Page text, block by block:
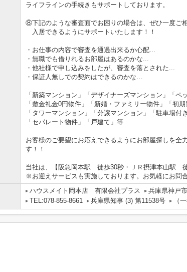
ライフラインの手続きもサポートしております。
⑧下記のような審査面でお困りの場合は、ぜひ一度ご
入居できるようにサポートいたします！！
・お仕事の内容で審査を通過出来るか心配...
・無職でも借りれるお部屋はあるのかな...
・他社様で申し込みをしたが、審査を落とされた...
・保証人無しでの契約はできるのかな…
「新築マンション」「デザイナーズマンション」「ペ
「敷金礼金0円物件」「新婚・ファミリー物件」「初期
「タワーマンション」「分譲マンション」「駐車場付
「セパレート物件」「戸建て」等
お客様のご要望にお応えできるようにお部屋探しを全
す！！
当社は、【阪急岡本駅 徒歩30秒・ＪＲ摂津本山駅
※お迎えサービスも実施しております。お気軽にお問
ハウスメイト岡本店 有限会社プラス
兵庫県神戸
TEL:078-855-8661
兵庫県知事 (3) 第11538号 （